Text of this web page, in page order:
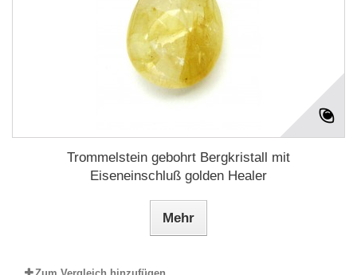
Trommelstein gebohrt Bergkristall mit
Eiseneinschluß golden Healer
Mehr